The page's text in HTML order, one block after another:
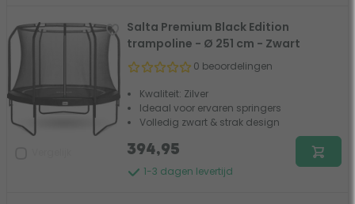
Salta Premium Black Edition
trampoline - Ø 251 cm - Zwart
0 beoordelingen
Kwaliteit: Zilver
Ideaal voor ervaren springers
Volledig zwart & strak design
1-3 dagen levertijd
394,95